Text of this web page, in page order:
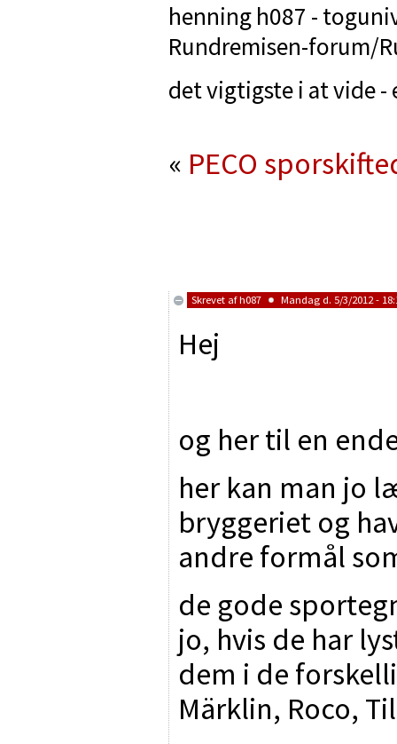
henning h087 -
Rundremisen-forum/
det vigtigste i at vide -
« PECO
Skrevet afh087 Mandag d. 5/3/2012 -
Hej
og her til en
her kan man jo
bryggeriet og
andre formål
de gode
jo, hvis de har
dem i de
Märklin, Roco,